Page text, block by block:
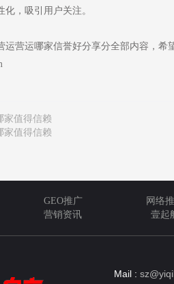
，吸引用户关注。
营运哪家信誉好分享分全部内容，希
家值得信赖
家值得信赖
GEO推广 网络
营销资讯 壹起
Mail :